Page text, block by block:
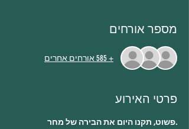
מספר אורחים
+ 585 אורחים אחרים
פרטי האירוע
.פשוט, תקנו היום את הבירה של מחר